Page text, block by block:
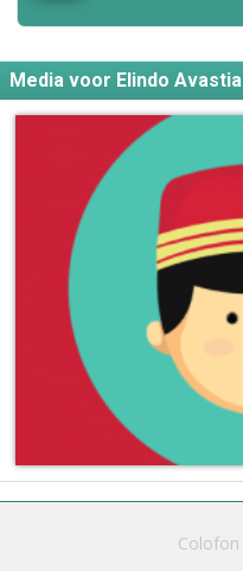
Media voor Elindo Avastia
Colofon